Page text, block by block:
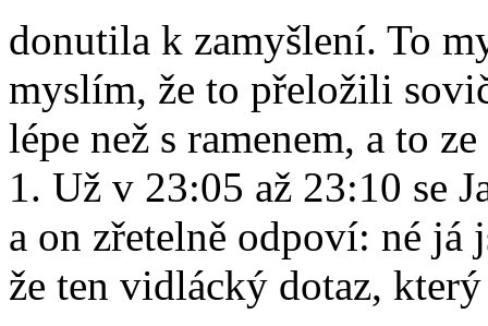
donutila k zamyšlení. To
myslím, že to přeložili
lépe než s ramenem, a to
1. Už v 23:05 až 23:10 se
a on zřetelně odpoví: né já
že ten vidlácký dotaz,